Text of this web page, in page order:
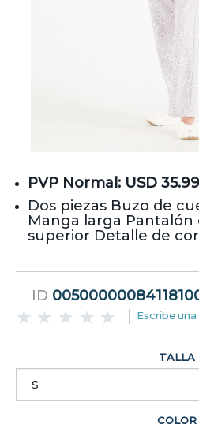
PVP Normal: USD 35.99
Dos piezas Buzo de
Manga larga Pantalón
superior Detalle de
ID
Escribe una
TALLA
COLOR